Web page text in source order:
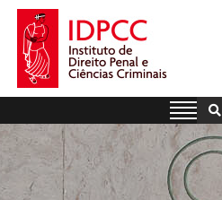
Skip
content
IDPCC
Instituto de Direito Penal e